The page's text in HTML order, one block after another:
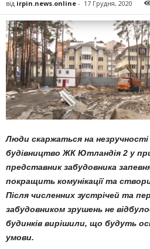
від irpin.news.online - 17 Грудня, 2020
Люди скаржаться на
будівництво ЖК Ютландія 2 у
представник забудовника
покращить комунікації та
Після численних зустрічей та
забудовником зрушень не
будинків вирішили, що будуть
умови.